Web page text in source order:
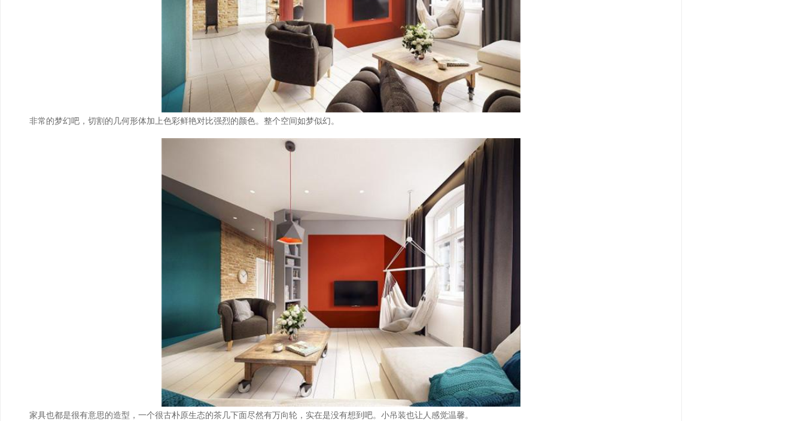
非常的梦幻吧，切割的几何形体加上色彩鲜艳对比强烈的颜色。整个空间如梦似幻。
家具也都是很有意思的造型，一个很古朴原生态的茶几下面尽然有万向轮，实在是没有想到吧。小吊装也让人感觉温馨。